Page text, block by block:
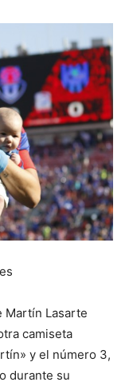
Martín Lasarte
camiseta
y el número 3,
durante su